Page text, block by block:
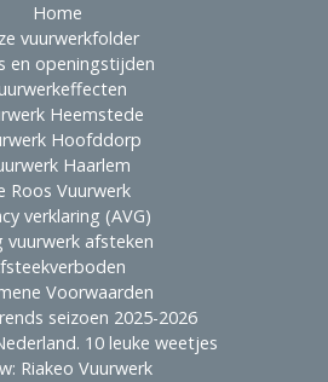
Home
vuurwerkfolder
en openingstijden
Heemstede
Hoofddorp
Haarlem
Roos Vuurwerk
verklaring (AVG)
vuurwerk afsteken
Voorwaarden
seizoen 2025-2026
10 leuke weetjes
Riakeo Vuurwerk